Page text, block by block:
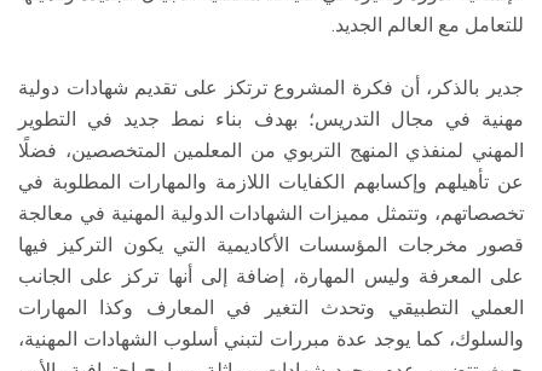
للتعامل مع العالم الجديد.
جدير بالذكر، أن فكرة المشروع ترتكز على تقديم شهادات دولية
مهنية في مجال التدريس؛ بهدف بناء نمط جديد في التطوير
المهني لمنفذي المنهج التربوي من المعلمين المتخصصين، فضلًا
عن تأهيلهم وإكسابهم الكفايات اللازمة والمهارات المطلوبة في
تخصصاتهم، وتتمثل مميزات الشهادات الدولية المهنية في معالجة
قصور مخرجات المؤسسات الأكاديمية التي يكون التركيز فيها
على المعرفة وليس المهارة، إضافة إلى أنها تركز على الجانب
العملي التطبيقي وتحدث التغير في المعارف وكذا المهارات
والسلوك، كما يوجد عدة مبررات لتبني أسلوب الشهادات المهنية،